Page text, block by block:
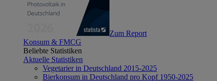
Zum Report
Konsum & FMCG
Beliebte Statistiken
Aktuelle Statistiken
Vegetarier in Deutschland 2015-2025
Bierkonsum in Deutschland pro Kopf 1950-2025